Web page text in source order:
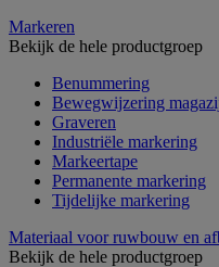
Markeren
Bekijk de hele productgroep
Benummering
Bewegwijzering
Graveren
Industriële markering
Markeertape
Permanente markering
Tijdelijke markering
Materiaal voor ruwbouw en
Bekijk de hele productgroep